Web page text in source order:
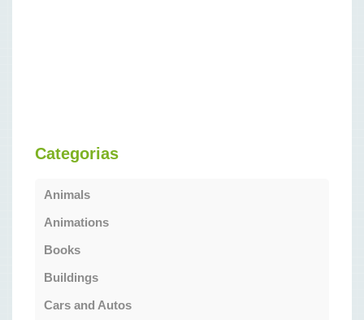
Categorias
Animals
Animations
Books
Buildings
Cars and Autos